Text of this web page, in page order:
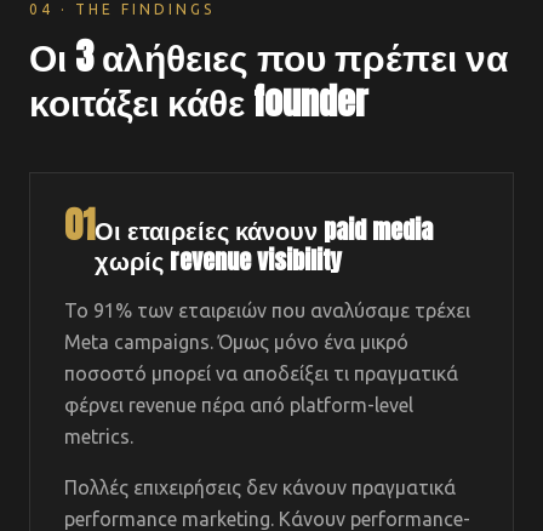
04 · THE FINDINGS
Οι 3 αλήθειες που πρέπει να
κοιτάξει κάθε founder
01Οι εταιρείες κάνουν paid media
χωρίς revenue visibility
Το 91% των εταιρειών που αναλύσαμε τρέχει
Meta campaigns. Όμως μόνο ένα μικρό
ποσοστό μπορεί να αποδείξει τι πραγματικά
φέρνει revenue πέρα από platform-level
metrics.
Πολλές επιχειρήσεις δεν κάνουν πραγματικά
performance marketing. Κάνουν performance-